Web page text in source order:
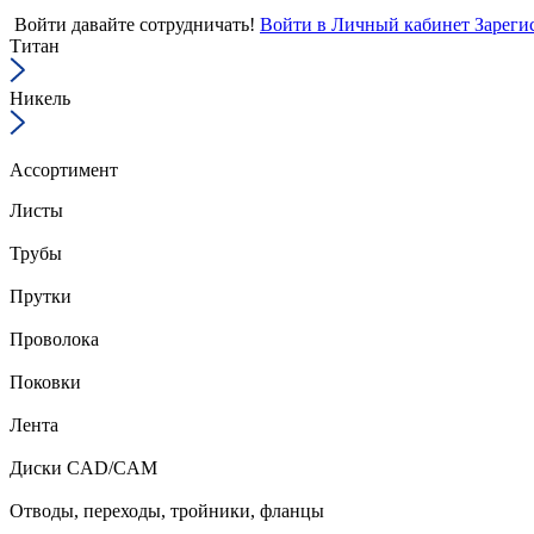
Войти давайте сотрудничать! Войти в Личный кабинет
Титан
Никель
Ассортимент
Листы
Трубы
Прутки
Проволока
Поковки
Лента
Диски CAD/CAM
Отводы, переходы, тройники, фланцы